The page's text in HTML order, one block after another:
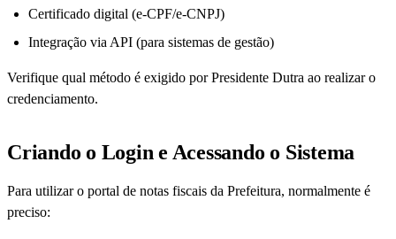
Certificado digital (e-CPF/e-CNPJ)
Integração via API (para sistemas de gestão)
Verifique qual método é exigido por Presidente Dutra ao realizar o
credenciamento.
Criando o Login e Acessando o Sistema
Para utilizar o portal de notas fiscais da Prefeitura, normalmente é
preciso: